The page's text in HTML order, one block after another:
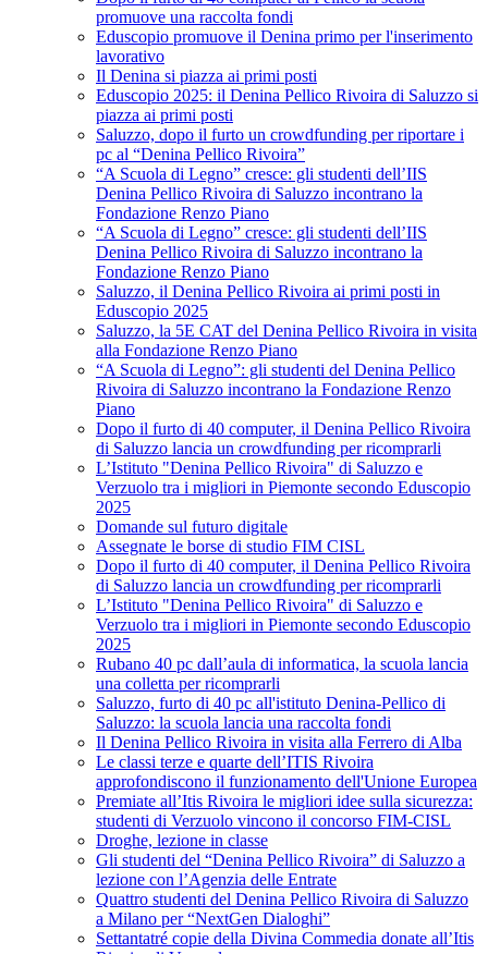
promuove una raccolta fondi
Eduscopio promuove il Denina primo per l'inserimento
lavorativo
Il Denina si piazza ai primi posti
Eduscopio 2025: il Denina Pellico Rivoira di Saluzzo si
piazza ai primi posti
Saluzzo, dopo il furto un crowdfunding per riportare i
pc al “Denina Pellico Rivoira”
“A Scuola di Legno” cresce: gli studenti dell’IIS
Denina Pellico Rivoira di Saluzzo incontrano la
Fondazione Renzo Piano
“A Scuola di Legno” cresce: gli studenti dell’IIS
Denina Pellico Rivoira di Saluzzo incontrano la
Fondazione Renzo Piano
Saluzzo, il Denina Pellico Rivoira ai primi posti in
Eduscopio 2025
Saluzzo, la 5E CAT del Denina Pellico Rivoira in visita
alla Fondazione Renzo Piano
“A Scuola di Legno”: gli studenti del Denina Pellico
Rivoira di Saluzzo incontrano la Fondazione Renzo
Piano
Dopo il furto di 40 computer, il Denina Pellico Rivoira
di Saluzzo lancia un crowdfunding per ricomprarli
L’Istituto "Denina Pellico Rivoira" di Saluzzo e
Verzuolo tra i migliori in Piemonte secondo Eduscopio
2025
Domande sul futuro digitale
Assegnate le borse di studio FIM CISL
Dopo il furto di 40 computer, il Denina Pellico Rivoira
di Saluzzo lancia un crowdfunding per ricomprarli
L’Istituto "Denina Pellico Rivoira" di Saluzzo e
Verzuolo tra i migliori in Piemonte secondo Eduscopio
2025
Rubano 40 pc dall’aula di informatica, la scuola lancia
una colletta per ricomprarli
Saluzzo, furto di 40 pc all'istituto Denina-Pellico di
Saluzzo: la scuola lancia una raccolta fondi
Il Denina Pellico Rivoira in visita alla Ferrero di Alba
Le classi terze e quarte dell’ITIS Rivoira
approfondiscono il funzionamento dell'Unione Europea
Premiate all’Itis Rivoira le migliori idee sulla sicurezza:
studenti di Verzuolo vincono il concorso FIM-CISL
Droghe, lezione in classe
Gli studenti del “Denina Pellico Rivoira” di Saluzzo a
lezione con l’Agenzia delle Entrate
Quattro studenti del Denina Pellico Rivoira di Saluzzo
a Milano per “NextGen Dialoghi”
Settantatré copie della Divina Commedia donate all’Itis